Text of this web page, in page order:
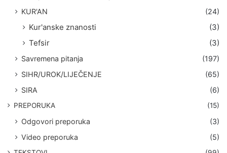
KUR'AN (24)
Kur'anske znanosti
(3)
Tefsir
(3)
Savremena pitanja
(197)
SIHR/UROK/LIJEČENJE
(65)
SIRA
(6)
PREPORUKA (15)
Odgovori preporuka
(3)
Video preporuka
(5)